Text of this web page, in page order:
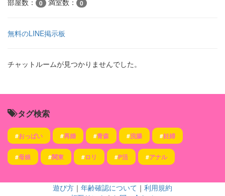
部屋数： 0 満室数： 0
無料のLINE掲示板
チャットルームが見つかりませんでした。
タグ検索
#おっぱい #再婚 #青森 #浣腸 #妊婦
#母娘 #関東 #ロリ #P活 #アナル
遊び方 ｜ 年齢確認について ｜ 利用規約